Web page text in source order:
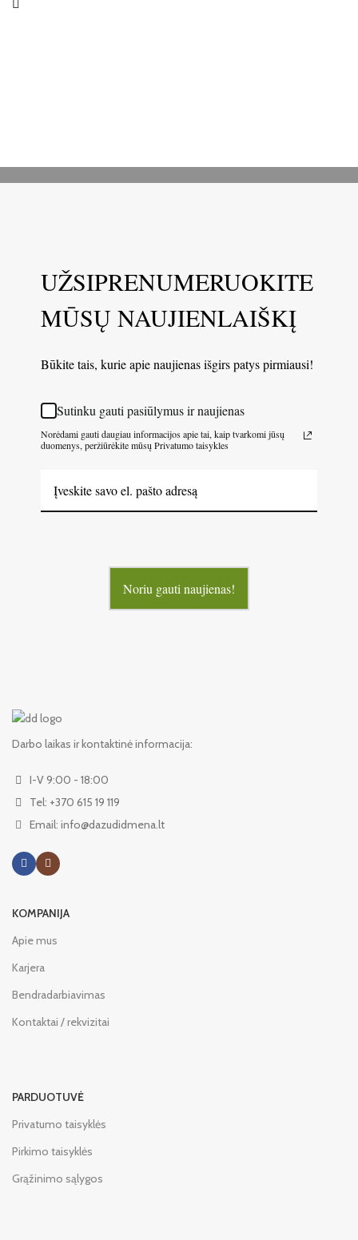
UŽSIPRENUMERUOKITE
MŪSŲ NAUJIENLAIŠKĮ
Būkite tais, kurie apie naujienas išgirs patys pirmiausi!
Sutinku gauti pasiūlymus ir naujienas
Norėdami gauti daugiau informacijos apie tai, kaip tvarkomi jūsų
duomenys, peržiūrėkite mūsų Privatumo taisykles
Noriu gauti naujienas!
Darbo laikas ir kontaktinė informacija:
I-V 9:00 - 18:00
Tel: +370 615 19 119
Email: info@dazudidmena.lt
KOMPANIJA
Apie mus
Karjera
Bendradarbiavimas
Kontaktai / rekvizitai
PARDUOTUVĖ
Privatumo taisyklės
Pirkimo taisyklės
Grąžinimo sąlygos